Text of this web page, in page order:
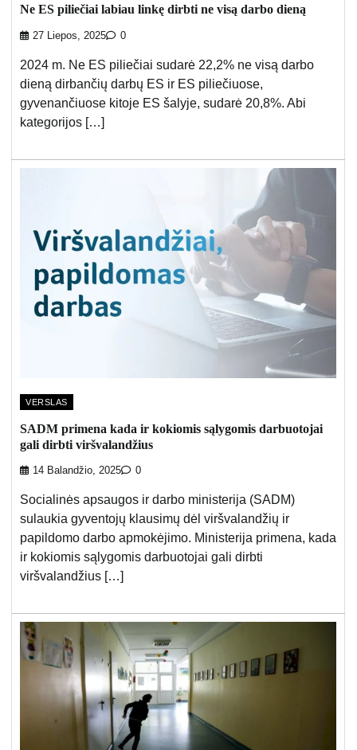
Ne ES piliečiai labiau linkę dirbti ne visą darbo dieną
27 Liepos, 2025 0
2024 m. Ne ES piliečiai sudarė 22,2% ne visą darbo
dieną dirbančių darbų ES ir ES piliečiuose,
gyvenančiuose kitoje ES šalyje, sudarė 20,8%. Abi
kategorijos […]
VERSLAS
SADM primena kada ir kokiomis sąlygomis darbuotojai
gali dirbti viršvalandžius
14 Balandžio, 2025 0
Socialinės apsaugos ir darbo ministerija (SADM)
sulaukia gyventojų klausimų dėl viršvalandžių ir
papildomo darbo apmokėjimo. Ministerija primena, kada
ir kokiomis sąlygomis darbuotojai gali dirbti
viršvalandžius […]